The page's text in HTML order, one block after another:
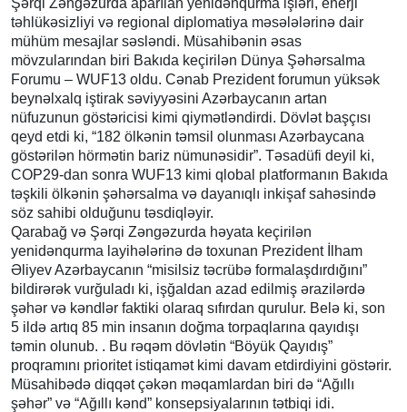
təhlükəsizliyi və regional diplomatiya məsələlərinə dair
mühüm mesajlar səsləndi. Müsahibənin əsas
mövzularından biri Bakıda keçirilən Dünya Şəhərsalma
Forumu – WUF13 oldu. Cənab Prezident forumun yüksək
beynəlxalq iştirak səviyyəsini Azərbaycanın artan
nüfuzunun göstəricisi kimi qiymətləndirdi. Dövlət başçısı
qeyd etdi ki, “182 ölkənin təmsil olunması Azərbaycana
göstərilən hörmətin bariz nümunəsidir”. Təsadüfi deyil ki,
COP29-dan sonra WUF13 kimi qlobal platformanın Bakıda
təşkili ölkənin şəhərsalma və dayanıqlı inkişaf sahəsində
söz sahibi olduğunu təsdiqləyir.
Qarabağ və Şərqi Zəngəzurda həyata keçirilən
yenidənqurma layihələrinə də toxunan Prezident İlham
Əliyev Azərbaycanın “misilsiz təcrübə formalaşdırdığını”
bildirərək vurğuladı ki, işğaldan azad edilmiş ərazilərdə
şəhər və kəndlər faktiki olaraq sıfırdan qurulur. Belə ki, son
5 ildə artıq 85 min insanın doğma torpaqlarına qayıdışı
təmin olunub. . Bu rəqəm dövlətin “Böyük Qayıdış”
proqramını prioritet istiqamət kimi davam etdirdiyini göstərir.
Müsahibədə diqqət çəkən məqamlardan biri də “Ağıllı
şəhər” və “Ağıllı kənd” konsepsiyalarının tətbiqi idi.